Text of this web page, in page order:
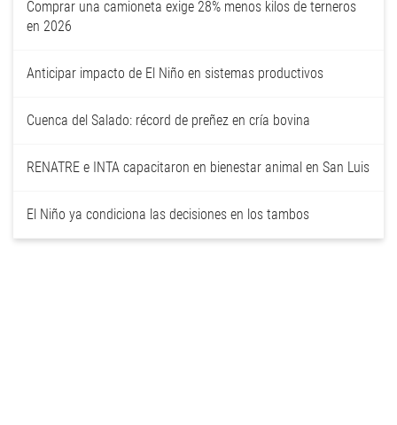
Comprar una camioneta exige 28% menos kilos de terneros
en 2026
Anticipar impacto de El Niño en sistemas productivos
Cuenca del Salado: récord de preñez en cría bovina
RENATRE e INTA capacitaron en bienestar animal en San Luis
El Niño ya condiciona las decisiones en los tambos